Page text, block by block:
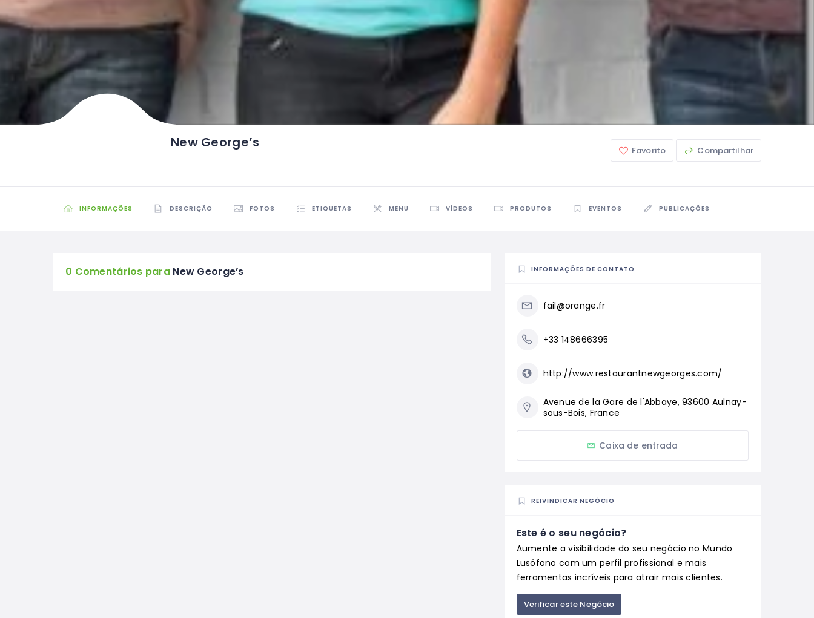
New George’s
Favorito Compartilhar
INFORMAÇÕES DESCRIÇÃO FOTOS ETIQUETAS MENU VÍDEOS PRODUTOS EVENTOS PUBLICAÇÕES
0 Comentários para New George’s INFORMAÇÕES DE CONTATO
fail@orange.fr
+33 148666395
http://www.restaurantnewgeorges.com/
Avenue de la Gare de l'Abbaye, 93600 Aulnay-
sous-Bois, France
Caixa de entrada
REIVINDICAR NEGÓCIO
Este é o seu negócio?
Aumente a visibilidade do seu negócio no Mundo
Lusófono com um perfil profissional e mais
ferramentas incríveis para atrair mais clientes.
Verificar este Negócio